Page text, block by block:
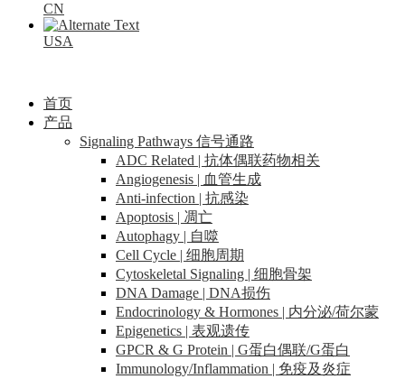
CN
USA
首页
产品
Signaling Pathways 信号通路
ADC Related | 抗体偶联药物相关
Angiogenesis | 血管生成
Anti-infection | 抗感染
Apoptosis | 凋亡
Autophagy | 自噬
Cell Cycle | 细胞周期
Cytoskeletal Signaling | 细胞骨架
DNA Damage | DNA损伤
Endocrinology & Hormones | 内分泌/荷尔蒙
Epigenetics | 表观遗传
GPCR & G Protein | G蛋白偶联/G蛋白
Immunology/Inflammation | 免疫及炎症